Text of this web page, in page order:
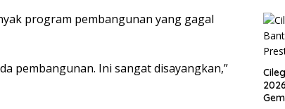
program pembangunan yang gagal
pembangunan. Ini sangat disayangkan,”